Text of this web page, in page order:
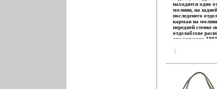
находится одно
молнии, на
последенего
карман на
передней стенке
отделабэхве
два кармана
|